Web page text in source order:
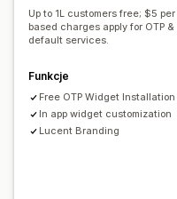
Up to 1L customers free; $5
based charges apply for OTP
default services.
Funkcje
Free OTP Widget Installation
In app widget customization
Lucent Branding